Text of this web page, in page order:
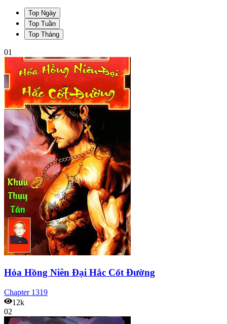
Top Ngày
Top Tuần
Top Tháng
01
Hỏa Hồng Niên Đại Hắc Cốt Đường
Chapter 1319
12k
02